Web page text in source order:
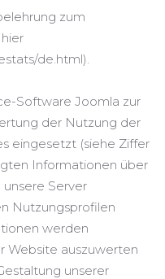
zum
de.html).
Software Joomla zur
der Nutzung der
eingesetzt (siehe Ziffer
Informationen über
Server
Nutzungsprofilen
werden
Website auszuwerten
unserer